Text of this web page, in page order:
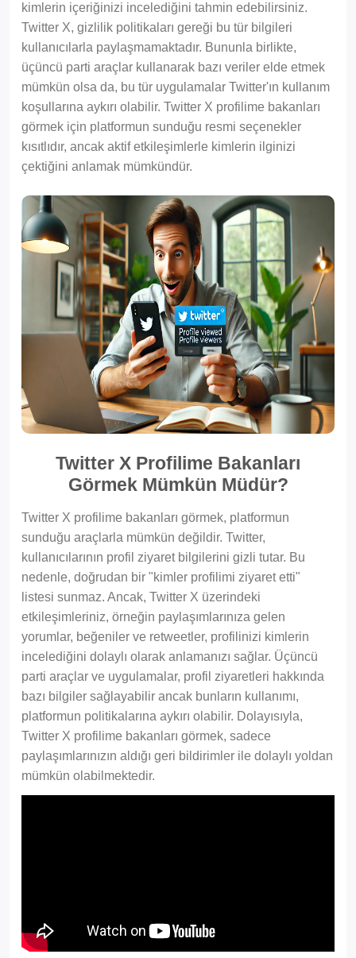
kimlerin içeriğinizi incelediğini tahmin edebilirsiniz.
Twitter X, gizlilik politikaları gereği bu tür bilgileri
kullanıcılarla paylaşmamaktadır. Bununla birlikte,
üçüncü parti araçlar kullanarak bazı veriler elde etmek
mümkün olsa da, bu tür uygulamalar Twitter'ın kullanım
koşullarına aykırı olabilir. Twitter X profilime bakanları
görmek için platformun sunduğu resmi seçenekler
kısıtlıdır, ancak aktif etkileşimlerle kimlerin ilginizi
çektiğini anlamak mümkündür.
Twitter X Profilime Bakanları
Görmek Mümkün Müdür?
Twitter X profilime bakanları görmek, platformun
sunduğu araçlarla mümkün değildir. Twitter,
kullanıcılarının profil ziyaret bilgilerini gizli tutar. Bu
nedenle, doğrudan bir "kimler profilimi ziyaret etti"
listesi sunmaz. Ancak, Twitter X üzerindeki
etkileşimleriniz, örneğin paylaşımlarınıza gelen
yorumlar, beğeniler ve retweetler, profilinizi kimlerin
incelediğini dolaylı olarak anlamanızı sağlar. Üçüncü
parti araçlar ve uygulamalar, profil ziyaretleri hakkında
bazı bilgiler sağlayabilir ancak bunların kullanımı,
platformun politikalarına aykırı olabilir. Dolayısıyla,
Twitter X profilime bakanları görmek, sadece
paylaşımlarınızın aldığı geri bildirimler ile dolaylı yoldan
mümkün olabilmektedir.